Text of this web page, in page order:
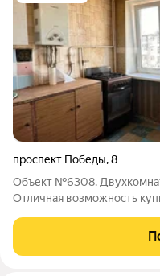
проспект Победы,8
Объект №6308.
Отличная возможность
что позволит вам сделать
стандартам. Общая площадь